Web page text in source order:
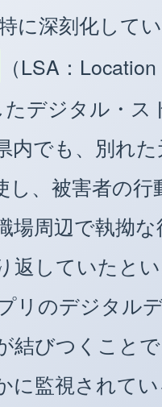
に深刻化して
（LSA：Location
デジタル・ス
内でも、別れ
し、被害者の行
場周辺で執拗な
返していたと
リのデジタル
結びつくこと
に監視されて